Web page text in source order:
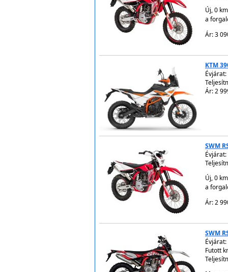
Új, 0
a
Ár: 3
KTM
Évjárat:
Ár: 2
SWM
Évjárat:
Új, 0
a
Ár: 2
SWM
Évjárat:
Futott